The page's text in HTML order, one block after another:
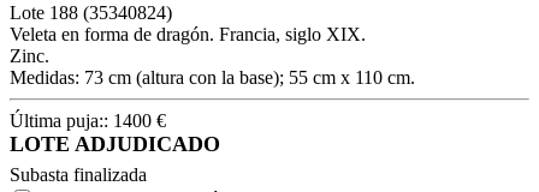
Lote 188 (35340824)
Veleta en forma de dragón. Francia, siglo XIX.
Zinc.
Medidas: 73 cm (altura con la base); 55 cm x 110 cm.
Última puja:: 1400 €
LOTE ADJUDICADO
Subasta finalizada